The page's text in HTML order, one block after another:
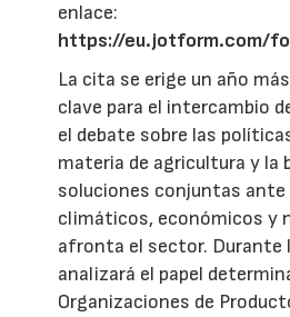
enlace:
https://eu.jotform.com/
La cita se erige un año
clave para el intercambio
el debate sobre las
materia de agricultura y la
soluciones conjuntas
climáticos, económicos y
afronta el sector. Durante
analizará el papel
Organizaciones de